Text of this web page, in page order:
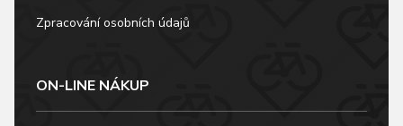
Zpracování osobních údajů
ON-LINE NÁKUP